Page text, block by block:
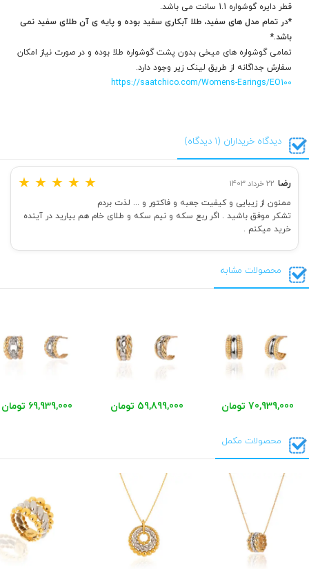
قطر دایره گوشواره 1.1 سانت می باشد.
*در تمام مدل های سفید، طلا آبکاری سفید بوده و پایه ی آن طلای سفید نمی
باشد.*
تمامی گوشواره های میخی بدون پشت گوشواره طلا بوده و در صورت نیاز امکان
سفارش جداگانه از طریق لینک زیر وجود دارد.
https://saatchico.com/Womens-Earings/EO100
دیدگاه خریداران (1 دیدگاه)
رضا 22 خرداد 1403 ★ ★ ★ ★ ★
ممنون از زیبایی و کیفیت جعبه و فاکتور و ... لذت بردم
تشکر موفق باشید . اگر ربع سکه و نیم سکه و طلای خام هم بیارید در آینده
خرید میکنم .
محصولات مشابه
70,939,000 تومان 59,899,000 تومان 69,939,000 تومان
محصولات مکمل